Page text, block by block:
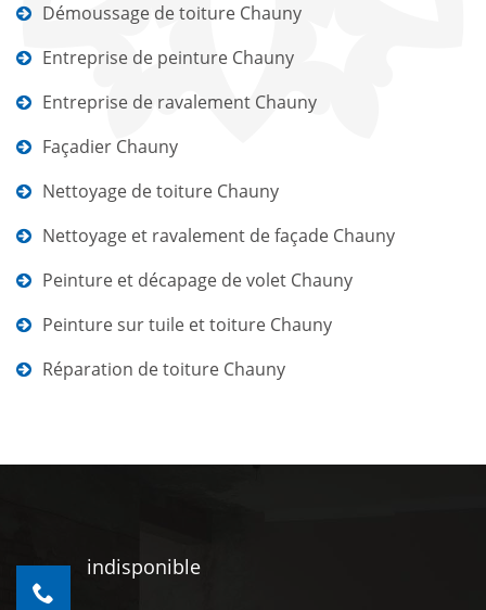
Démoussage de toiture Chauny
Entreprise de peinture Chauny
Entreprise de ravalement Chauny
Façadier Chauny
Nettoyage de toiture Chauny
Nettoyage et ravalement de façade Chauny
Peinture et décapage de volet Chauny
Peinture sur tuile et toiture Chauny
Réparation de toiture Chauny
indisponible